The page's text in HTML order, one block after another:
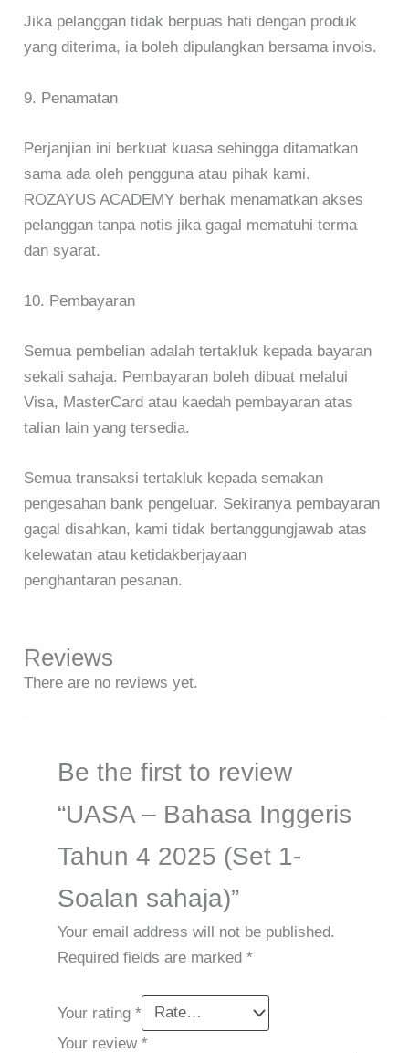
Jika pelanggan tidak berpuas hati dengan produk
yang diterima, ia boleh dipulangkan bersama invois.
9. Penamatan
Perjanjian ini berkuat kuasa sehingga ditamatkan
sama ada oleh pengguna atau pihak kami.
ROZAYUS ACADEMY berhak menamatkan akses
pelanggan tanpa notis jika gagal mematuhi terma
dan syarat.
10. Pembayaran
Semua pembelian adalah tertakluk kepada bayaran
sekali sahaja. Pembayaran boleh dibuat melalui
Visa, MasterCard atau kaedah pembayaran atas
talian lain yang tersedia.
Semua transaksi tertakluk kepada semakan
pengesahan bank pengeluar. Sekiranya pembayaran
gagal disahkan, kami tidak bertanggungjawab atas
kelewatan atau ketidakberjayaan
penghantaran pesanan.
Reviews
There are no reviews yet.
Be the first to review
“UASA – Bahasa Inggeris
Tahun 4 2025 (Set 1-
Soalan sahaja)”
Your email address will not be published.
Required fields are marked *
Your rating *
Your review *